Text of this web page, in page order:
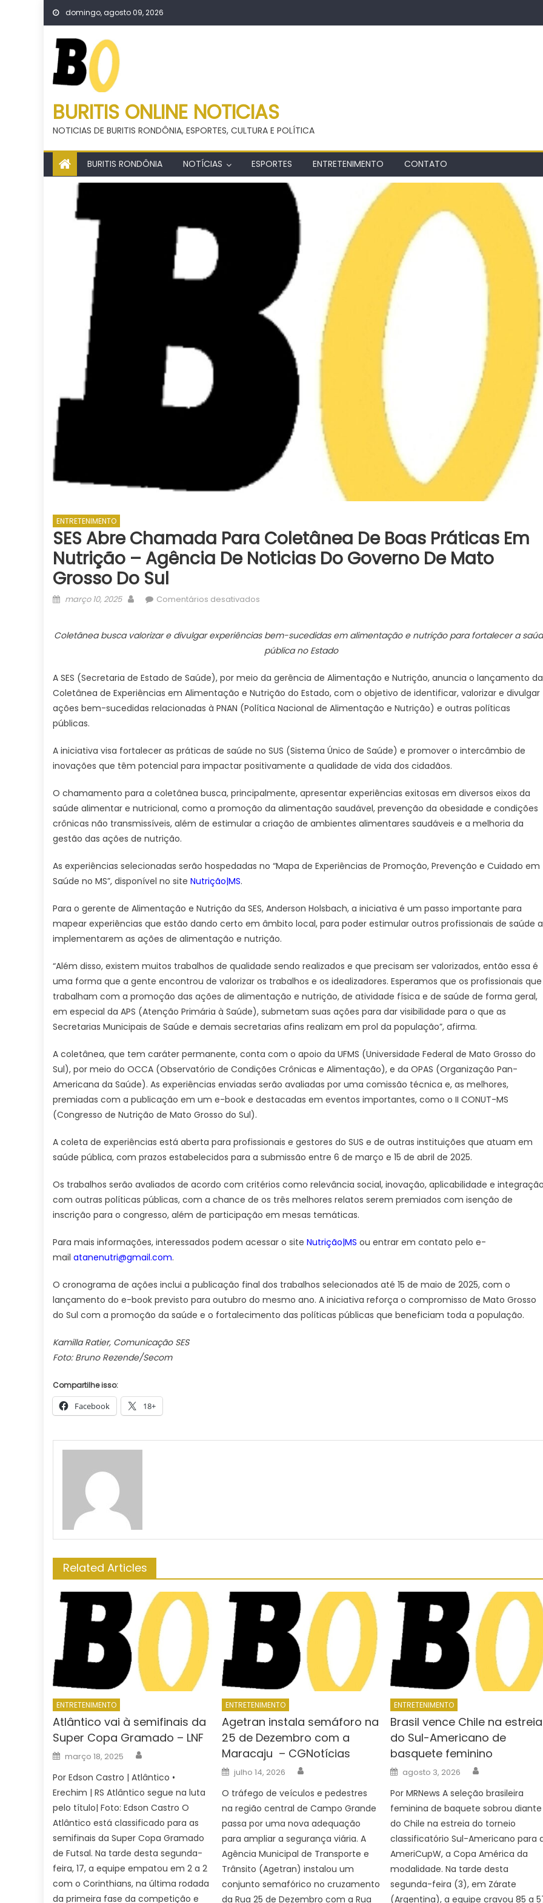
Skip
content
domingo, agosto 09, 2026
BURITIS ONLINE NOTICIAS
NOTICIAS DE BURITIS RONDÔNIA, ESPORTES, CULTURA E POLÍTICA
BURITIS RONDÔNIA NOTÍCIAS ESPORTES ENTRETENIMENTO CONTATO
ENTRETENIMENTO
SES Abre Chamada Para Coletânea De Boas Práticas Em
Nutrição – Agência De Noticias Do Governo De Mato
Grosso Do Sul
Posted
março 10, 2025 AuthorComentários desativados
chamada
para
de
boas
práticas
–
Agência
Noticias
do
Governo
Grosso
Coletânea busca valorizar e divulgar experiências bem-sucedidas em alimentação e nutrição para fortalecer a
pública no Estado
A SES (Secretaria de Estado de Saúde), por meio da gerência de Alimentação e Nutrição, anuncia o lançamento da
Coletânea de Experiências em Alimentação e Nutrição do Estado, com o objetivo de identificar, valorizar e divulgar
ações bem-sucedidas relacionadas à PNAN (Política Nacional de Alimentação e Nutrição) e outras políticas
públicas.
A iniciativa visa fortalecer as práticas de saúde no SUS (Sistema Único de Saúde) e promover o intercâmbio de
inovações que têm potencial para impactar positivamente a qualidade de vida dos cidadãos.
O chamamento para a coletânea busca, principalmente, apresentar experiências exitosas em diversos eixos da
saúde alimentar e nutricional, como a promoção da alimentação saudável, prevenção da obesidade e condições
crônicas não transmissíveis, além de estimular a criação de ambientes alimentares saudáveis e a melhoria da
gestão das ações de nutrição.
As experiências selecionadas serão hospedadas no “Mapa de Experiências de Promoção, Prevenção e Cuidado em
Saúde no MS”, disponível no site Nutrição|MS.
Para o gerente de Alimentação e Nutrição da SES, Anderson Holsbach, a iniciativa é um passo importante para
mapear experiências que estão dando certo em âmbito local, para poder estimular outros profissionais de saúde a
implementarem as ações de alimentação e nutrição.
“Além disso, existem muitos trabalhos de qualidade sendo realizados e que precisam ser valorizados, então essa é
uma forma que a gente encontrou de valorizar os trabalhos e os idealizadores. Esperamos que os profissionais que
trabalham com a promoção das ações de alimentação e nutrição, de atividade física e de saúde de forma geral,
em especial da APS (Atenção Primária à Saúde), submetam suas ações para dar visibilidade para o que as
Secretarias Municipais de Saúde e demais secretarias afins realizam em prol da população”, afirma.
A coletânea, que tem caráter permanente, conta com o apoio da UFMS (Universidade Federal de Mato Grosso do
Sul), por meio do OCCA (Observatório de Condições Crônicas e Alimentação), e da OPAS (Organização Pan-
Americana da Saúde). As experiências enviadas serão avaliadas por uma comissão técnica e, as melhores,
premiadas com a publicação em um e-book e destacadas em eventos importantes, como o II CONUT-MS
(Congresso de Nutrição de Mato Grosso do Sul).
A coleta de experiências está aberta para profissionais e gestores do SUS e de outras instituições que atuam em
saúde pública, com prazos estabelecidos para a submissão entre 6 de março e 15 de abril de 2025.
Os trabalhos serão avaliados de acordo com critérios como relevância social, inovação, aplicabilidade e
com outras políticas públicas, com a chance de os três melhores relatos serem premiados com isenção de
inscrição para o congresso, além de participação em mesas temáticas.
Para mais informações, interessados podem acessar o site Nutrição|MS ou entrar em contato pelo e-
mail atanenutri@gmail.com.
O cronograma de ações inclui a publicação final dos trabalhos selecionados até 15 de maio de 2025, com o
lançamento do e-book previsto para outubro do mesmo ano. A iniciativa reforça o compromisso de Mato Grosso
do Sul com a promoção da saúde e o fortalecimento das políticas públicas que beneficiam toda a população.
Kamilla Ratier, Comunicação SES
Foto: Bruno Rezende/Secom
Compartilhe isso:
Facebook 18+
Related Articles
ENTRETENIMENTO
Atlântico vai à semifinais da
Super Copa Gramado – LNF
Posted
on
março 18, 2025
Por Edson Castro | Atlântico •
Erechim | RS Atlântico segue na luta
pelo título| Foto: Edson Castro O
Atlântico está classificado para as
semifinais da Super Copa Gramado
de Futsal. Na tarde desta segunda-
feira, 17, a equipe empatou em 2 a 2
com o Corinthians, na última rodada
da primeira fase da competição e
ENTRETENIMENTO
Agetran instala semáforo na
25 de Dezembro com a
Maracaju – CGNotícias
Posted
on
julho 14, 2026
O tráfego de veículos e pedestres
na região central de Campo Grande
passa por uma nova adequação
para ampliar a segurança viária. A
Agência Municipal de Transporte e
Trânsito (Agetran) instalou um
conjunto semafórico no cruzamento
da Rua 25 de Dezembro com a Rua
ENTRETENIMENTO
Brasil vence Chile na estreia
do Sul-Americano de
basquete feminino
Posted
on
agosto 3, 2026
Por MRNews A seleção brasileira
feminina de baquete sobrou diante
do Chile na estreia do torneio
classificatório Sul-Americano para
AmeriCupW, a Copa América da
modalidade. Na tarde desta
segunda-feira (3), em Zárate
(Argentina), a equipe cravou 85 a